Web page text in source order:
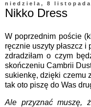
niedziela, 8 listopada
Nikko Dress
W poprzednim poście (
ręcznie uszyty płaszcz
zdradziłam o czym
skończeniu Cambrii
sukienkę, dzięki czemu
tak oto piszę do Was
Ale przyznać muszę,